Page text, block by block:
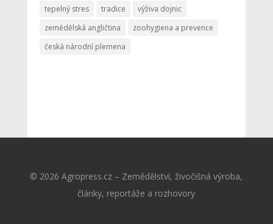
tepelný stres
tradice
výživa dojnic
zemědělská angličtina
zoohygiena a prevence
česká národní plemena
© 2026 Agropress.cz – Zemědělství, živočišná výroba,
články, reportáže a rozhovory